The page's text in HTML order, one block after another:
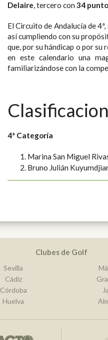
Delaire, tercero con34
El Circuito de Andalucía de
así cumpliendo con su
que, por su hándicap o por
en este calendario una
familiarizándose con la
4ª Categoría
Marina San Miguel
Bruno Julián
Clubes de Golf
Sevilla
Cádiz
Córdoba
Huelva